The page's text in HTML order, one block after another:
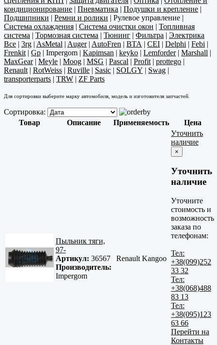
кондиционирование | Пневматика | Подушки и крепление |
Подшипники | Ремни и ролики | Рулевое управление |
Система охлаждения | Система очистки окон | Топливная
система | Тормозная система | Тюнинг | Фильтра | Электрика
Все | 3rg | AsMetal | Auger| AutoFren | BTA | CEI | Delphi | Febi |
Frenkit | Gp | Impergom | Kapimsan | keyko | Lemforder| Marshall |
MaxGear| Meyle | Moog | MSG | Pascal | Profit | prottego |
Renault | RotWeiss | Ruville | Sasic | SOLGY | Swag |
transporterparts | TRW | ZF Parts
Для сортировки выберите марку автомобиля, модель и изготовителя запчастей.
Сортировка:
Товар
Описание Применяемость Цена
Пыльник тяги,
97-
Артикул: 36567
Производитель:
Impergom
Renault Kangoo
Уточнить
наличие
×
Уточнить
наличие
Уточните
стоимость и
возможность
заказа по
телефонам:
Тел:
+38(099)252
33 32
Тел:
+38(068)488
83 13
Тел:
+38(095)123
63 66
Перейти на
Контакты